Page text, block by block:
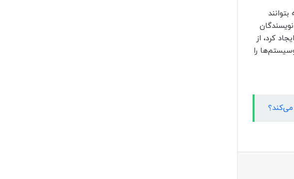
کرد، از
را